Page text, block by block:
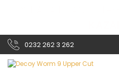
0232 262 3 262